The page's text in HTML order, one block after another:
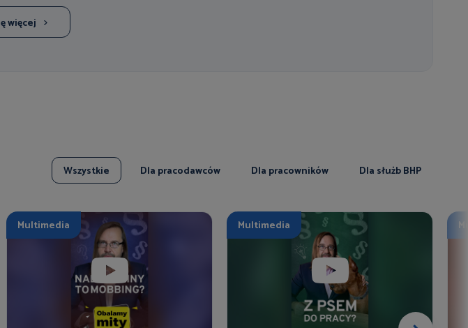
więcej
Wszystkie Dla pracodawców Dla pracowników Dla służb BHP
Multimedia Multimedia